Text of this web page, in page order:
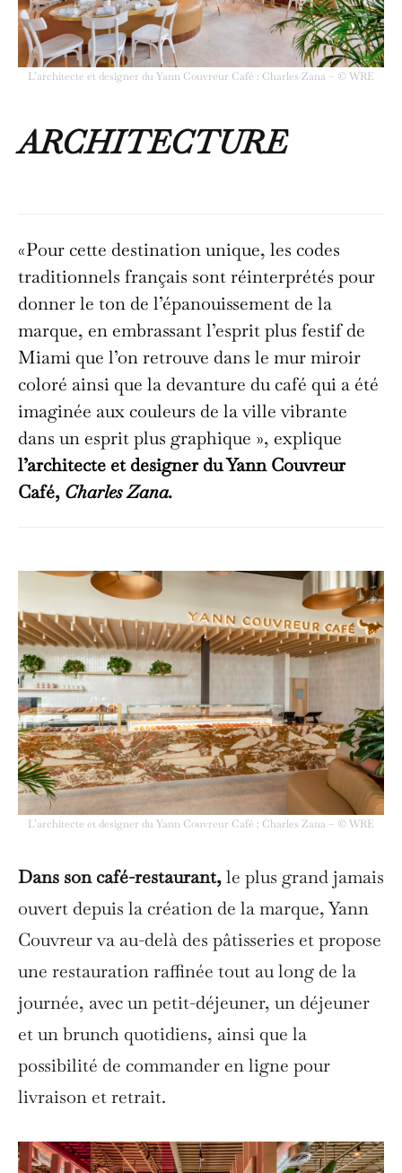
L’architecte et designer du Yann Couvreur Café : Charles Zana – © WRE
ARCHITECTURE
«Pour cette destination unique, les codes
traditionnels français sont réinterprétés pour
donner le ton de l’épanouissement de la
marque, en embrassant l’esprit plus festif de
Miami que l’on retrouve dans le mur miroir
coloré ainsi que la devanture du café qui a été
imaginée aux couleurs de la ville vibrante
dans un esprit plus graphique », explique
l’architecte et designer du Yann Couvreur
Café, Charles Zana.
L’architecte et designer du Yann Couvreur Café : Charles Zana – © WRE
Dans son café-restaurant,le plus grand jamais
ouvert depuis la création de la marque, Yann
Couvreur va au-delà des pâtisseries et propose
une restauration raffinée tout au long de la
journée, avec un petit-déjeuner, un déjeuner
et un brunch quotidiens, ainsi que la
possibilité de commander en ligne pour
livraison et retrait.